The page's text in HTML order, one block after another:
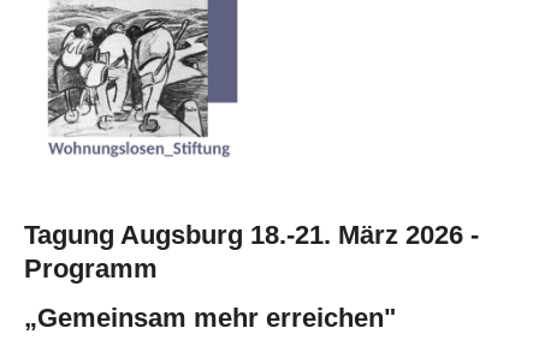
Tagung Augsburg 18.-21. März 2026 -
Programm
„Gemeinsam mehr erreichen"